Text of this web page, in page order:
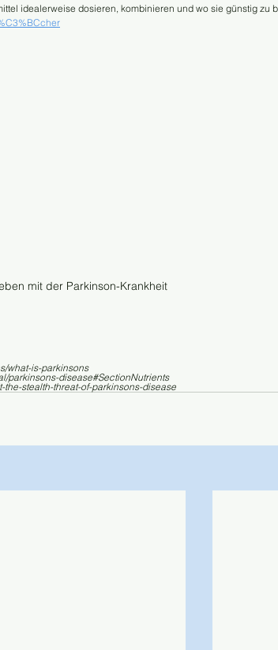
idealerweise dosieren, kombinieren und wo sie günstig zu
mit der Parkinson-Krankheit
what-is-parkinsons
parkinsons-disease#SectionNutrients
stealth-threat-of-parkinsons-disease